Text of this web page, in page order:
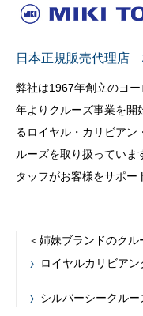
日本正規販売代理店
弊社は1967年創立のヨ
年よりクルーズ事業を開
るロイヤル・カリビアン
ルーズを取り扱っていま
タッフがお客様をサポー
＜姉妹ブランドのクル
ロイヤルカリビア
シルバーシークルー